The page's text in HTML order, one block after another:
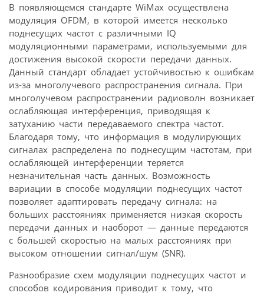
В появляющемся стандарте WiMax осуществлена
модуляция OFDM, в которой имеется несколько
поднесущих частот с различными IQ
модуляционными параметрами, используемыми для
достижения высокой скорости передачи данных.
Данный стандарт обладает устойчивостью к ошибкам
из-за многолучевого распространения сигнала. При
многолучевом распространении радиоволн возникает
ослабляющая интерференция, приводящая к
затуханию части передаваемого спектра частот.
Благодаря тому, что информация в модулирующих
сигналах распределена по поднесущим частотам, при
ослабляющей интерференции теряется
незначительная часть данных. Возможность
вариации в способе модуляции поднесущих частот
позволяет адаптировать передачу сигнала: на
больших расстояниях применяется низкая скорость
передачи данных и наоборот — данные передаются
с большей скоростью на малых расстояниях при
высоком отношении сигнал/шум (SNR).
Разнообразие схем модуляции поднесущих частот и
способов кодирования приводит к тому, что